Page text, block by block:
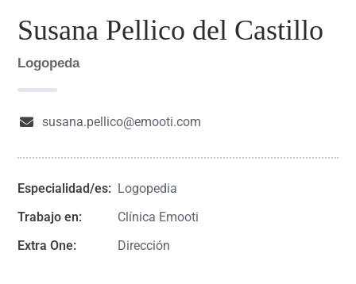
Susana Pellico del Castillo
Logopeda
susana.pellico@emooti.com
Especialidad/es: Logopedia
Trabajo en:
Clínica Emooti
Extra One:
Dirección